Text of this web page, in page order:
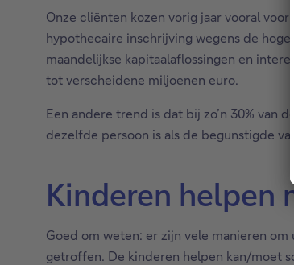
Onze cliënten kozen vorig jaar vooral
hypothecaire inschrijving wegens de
maandelijkse kapitaalaflossingen en
tot verscheidene miljoenen euro.
Een andere trend is dat bij zo’n 30%
dezelfde persoon is als de begunstigde
Kinderen helpen
Goed om weten: er zijn vele manieren
getroffen. De kinderen helpen kan/moet